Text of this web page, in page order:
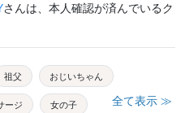
さんは、本人確認が済んでいるク
祖父 おじいちゃん
ージ 女の子 全て表示 ≫